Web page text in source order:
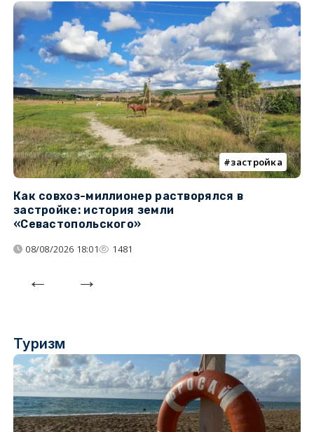
застройка
Как совхоз-миллионер растворялся в
застройке: история земли
«Севастопольского»
08/08/2026 18:01 1481
Туризм